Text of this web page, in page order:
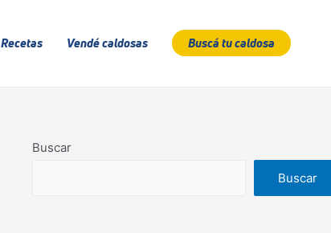
Recetas Vendé caldosas Buscá tu caldosa
Buscar
Buscar